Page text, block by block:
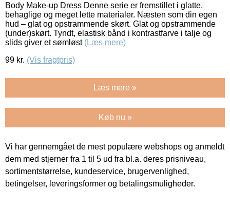
Body Make-up Dress Denne serie er fremstillet i glatte,
behaglige og meget lette materialer. Næsten som din egen
hud – glat og opstrammende skørt. Glat og opstrammende
(under)skørt. Tyndt, elastisk bånd i kontrastfarve i talje og
slids giver et sømløst (Læs mere)
99 kr. (Vis fragtpris)
Læs mere »
Køb nu »
Vi har gennemgået de mest populære webshops og anmeldt
dem med stjerner fra 1 til 5 ud fra bl.a. deres prisniveau,
sortimentstørrelse, kundeservice, brugervenlighed,
betingelser, leveringsformer og betalingsmuligheder.